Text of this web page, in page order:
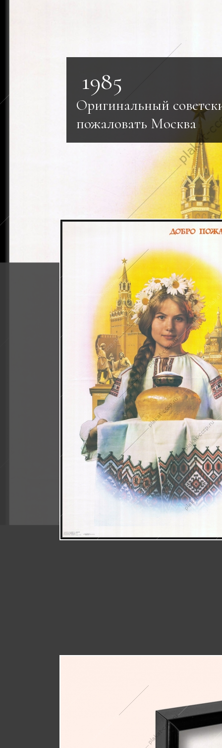
1985
Оригинальный
пожаловать Москва